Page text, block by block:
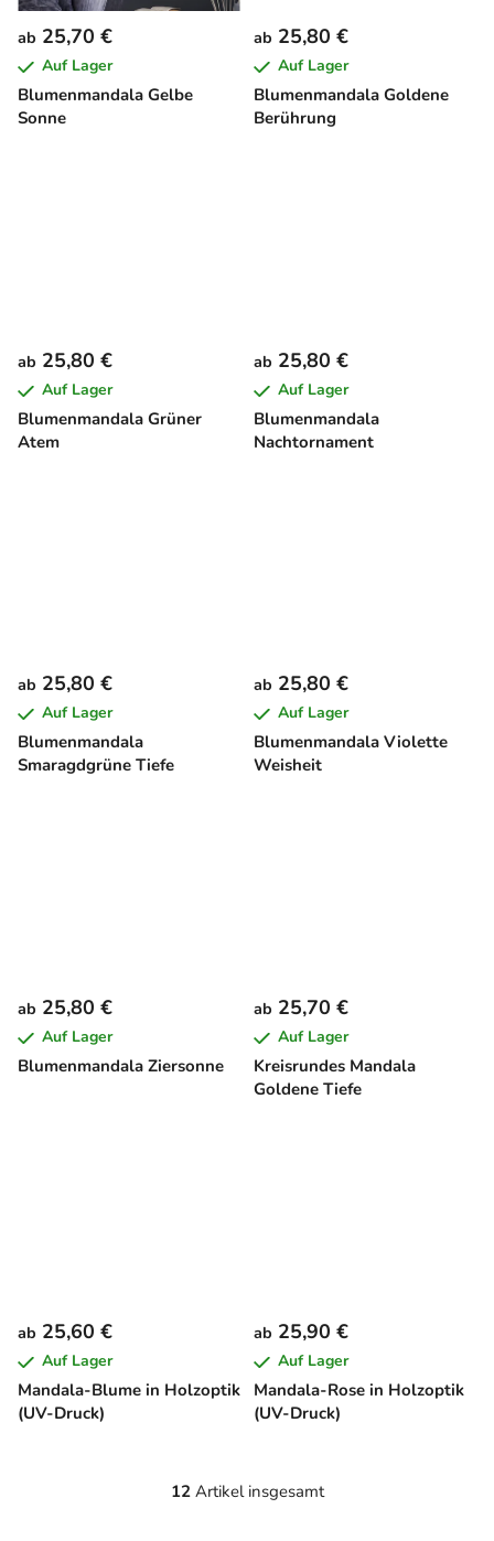
Blumenmandala Gelbe
Sonne
ab 25,70 €
Auf Lager
Blumenmandala Goldene
Berührung
ab 25,80 €
Auf Lager
Blumenmandala Grüner
Atem
ab 25,80 €
Auf Lager
Blumenmandala
Nachtornament
ab 25,80 €
Auf Lager
Blumenmandala
Smaragdgrüne Tiefe
ab 25,80 €
Auf Lager
Blumenmandala Violette
Weisheit
ab 25,80 €
Auf Lager
Blumenmandala Ziersonne
ab 25,80 €
Auf Lager
Kreisrundes Mandala
Goldene Tiefe
ab 25,70 €
Auf Lager
Mandala-Blume in Holzoptik
(UV-Druck)
ab 25,60 €
Auf Lager
Mandala-Rose in Holzoptik
(UV-Druck)
ab 25,90 €
Auf Lager
S
12Artikel insgesamt